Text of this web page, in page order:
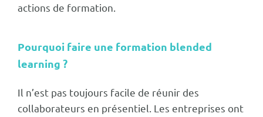
actions de formation.
Pourquoi faire une formation blended
learning ?
Il n’est pas toujours facile de réunir des
collaborateurs en présentiel. Les entreprises ont